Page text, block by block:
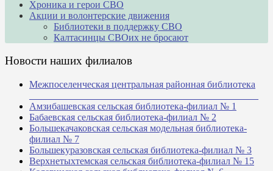
Хроника и герои СВО
Акции и волонтерские движения
Библиотеки в поддержку СВО
Калтасинцы СВОих не бросают
Новости наших филиалов
Межпоселенческая центральная районная библиотека
Амзибашевская сельская библиотека-филиал № 1
Бабаевская сельская библиотека-филиал № 2
Большекачаковская сельская модельная библиотека-
филиал № 7
Большекуразовская сельская библиотека-филиал № 3
Верхнетыхтемская сельская библиотека-филиал № 15